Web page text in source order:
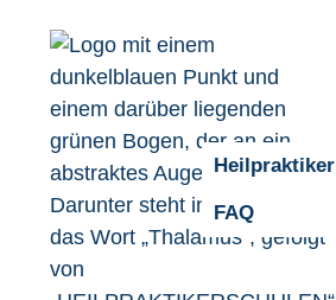
Heilpraktiker
FAQ